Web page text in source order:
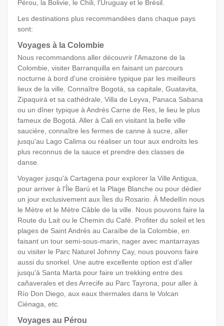
Pérou, la Bolivie, le Chili, l'Uruguay et le Brésil.
Les destinations plus recommandées dans chaque pays
sont:
Voyages à la Colombie
Nous recommandons aller découvrir l'Amazone de la
Colombie, visiter Barranquilla en faisant un parcours
nocturne à bord d'une croisière typique par les meilleurs
lieux de la ville. Connaître Bogotá, sa capitale, Guatavita,
Zipaquirá et sa cathédrale, Villa de Leyva, Panaca Sabana
ou un dîner typique à Andrés Carne de Res, le lieu le plus
fameux de Bogotá. Aller à Cali en visitant la belle ville
saucière, connaître les fermes de canne à sucre, aller
jusqu'au Lago Calima ou réaliser un tour aux endroits les
plus reconnus de la sauce et prendre des classes de
danse.
Voyager jusqu'à Cartagena pour explorer la Ville Antigua,
pour arriver à l'Île Barú et la Plage Blanche ou pour dédier
un jour exclusivement aux Îles du Rosario. À Medellín nous
le Mètre et le Mètre Câble de la ville. Nous pouvons faire la
Route du Lait ou le Chemin du Café. Profiter du soleil et les
plages de Saint Andrés au Caraïbe de la Colombie, en
faisant un tour semi-sous-marin, nager avec mantarrayas
ou visiter le Parc Naturel Johnny Cay, nous pouvons faire
aussi du snorkel. Une autre excellente option est d'aller
jusqu'à Santa Marta pour faire un trekking entre des
cañaverales et des Arrecife au Parc Tayrona, pour aller à
Río Don Diego, aux eaux thermales dans le Volcan
Ciénaga, etc.
Voyages au Pérou